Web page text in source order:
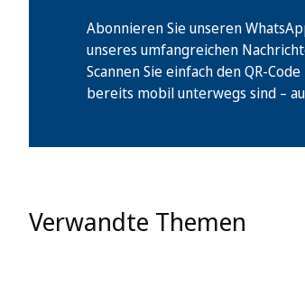
Abonnieren Sie unseren
unseres umfangreichen
Scannen Sie einfach den QR-
bereits mobil unterwegs sind –
Verwandte Themen